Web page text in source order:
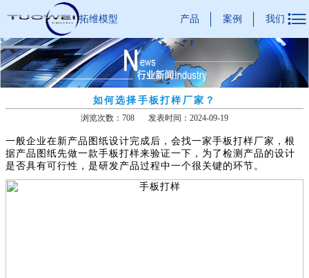
拓维模型 产品 案例 我们 
如何选择手板打样厂家？
浏览次数：708 发表时间：2024-09-19
一般企业在新产品图纸设计完成后，会找一家手板打样厂家，根
据产品图纸先做一款手板打样来验证一下，为了检测产品的设计
是否具有可行性，是研发产品过程中一个很关键的环节。